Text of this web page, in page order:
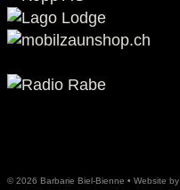
© 2026 Barbarie Biel-Bienne • Website by